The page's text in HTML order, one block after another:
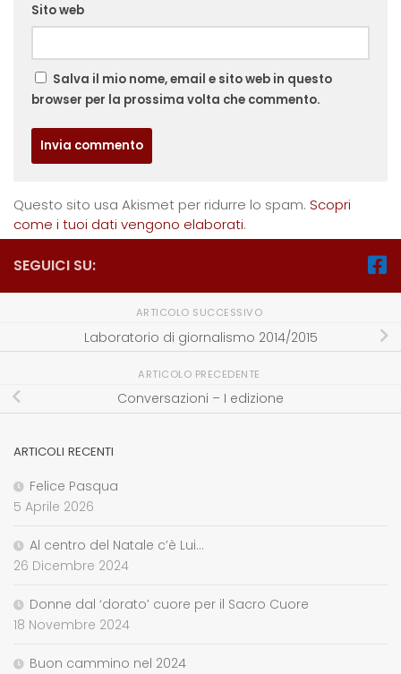
Sito web
Salva il mio nome, email e sito web in questo
browser per la prossima volta che commento.
Questo sito usa Akismet per ridurre lo spam. Scopri
come i tuoi dati vengono elaborati.
SEGUICI SU:
ARTICOLO SUCCESSIVO
Laboratorio di giornalismo 2014/2015
ARTICOLO PRECEDENTE
Conversazioni – I edizione
ARTICOLI RECENTI
Felice Pasqua
5 Aprile 2026
Al centro del Natale c’è Lui…
26 Dicembre 2024
Donne dal ‘dorato’ cuore per il Sacro Cuore
18 Novembre 2024
Buon cammino nel 2024